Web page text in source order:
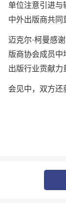
单位注意引进与
中外出版商共同
迈克尔·柯曼感
版商协会成员中
出版行业贡献力
会见中，双方还